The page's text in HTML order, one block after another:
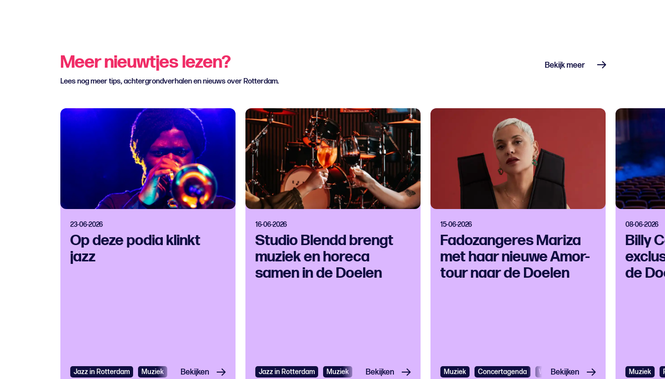
Meer nieuwtjes lezen?
Lees nog meer tips, achtergrondverhalen en nieuws over Rotterdam.
Bekijk meer
23-06-2026
Op deze podia klinkt
jazz
Jazz in Rotterdam Muziek Jazz
Bekijken
16-06-2026
Studio Blendd brengt
muziek en horeca
samen in de Doelen
Jazz in Rotterdam Muziek Eten en drinken
Bekijken
15-06-2026
Fadozangeres Mariza
met haar nieuwe Amor-
tour naar de Doelen
Muziek Concertagenda Wereldmuziek
Bekijken
08-06-2026
Billy
de
Muziek